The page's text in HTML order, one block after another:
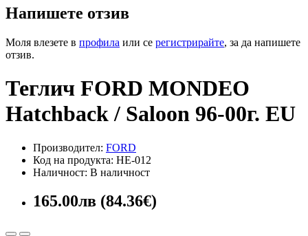
Напишете отзив
Моля влезете в профила или се регистрирайте, за да напишете
отзив.
Теглич FORD MONDEO
Hatchback / Saloon 96-00г. EU
Производител: FORD
Код на продукта: HE-012
Наличност: В наличност
165.00лв (84.36€)